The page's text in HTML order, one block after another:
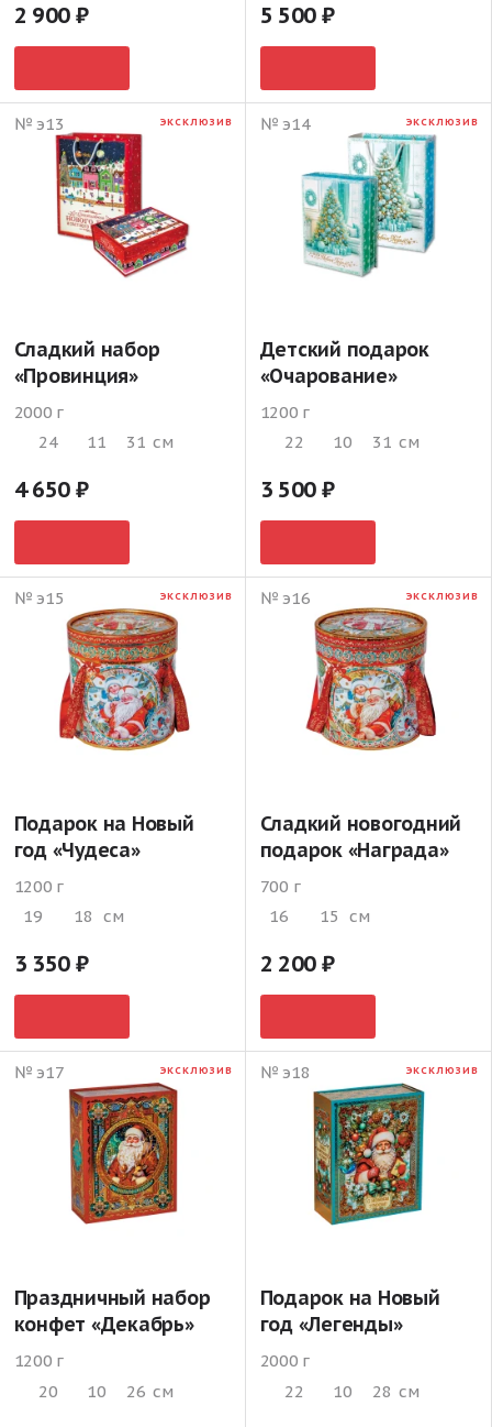
2 900 5 500
№ э13 ЭКСКЛЮЗИВ
Сладкий набор
«Провинция»
2000 г
24
11 31 см
4 650
№ э14 ЭКСКЛЮЗИВ
Детский подарок
«Очарование»
1200 г
22
10 31 см
3 500
№ э15 ЭКСКЛЮЗИВ
Подарок на Новый
год «Чудеса»
1200 г
19
18 см
3 350
№ э16 ЭКСКЛЮЗИВ
Сладкий новогодний
подарок «Награда»
700 г
16
15 см
2 200
№ э17 ЭКСКЛЮЗИВ
Праздничный набор
конфет «Декабрь»
1200 г
20
10 26 см
№ э18 ЭКСКЛЮЗИВ
Подарок на Новый
год «Легенды»
2000 г
22
10 28 см